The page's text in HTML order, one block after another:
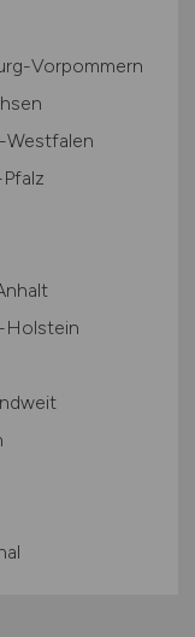
Vorpommern
Westfalen
Holstein